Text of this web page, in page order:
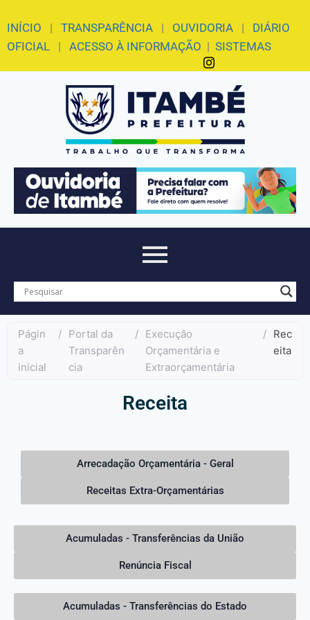
INÍCIO | TRANSPARÊNCIA | OUVIDORIA | DIÁRIO
OFICIAL | ACESSO À INFORMAÇÃO | SISTEMAS
Págin
a
inicial
/
Portal da
Transparên
cia
/ Execução
Orçamentária e
Extraorçamentária
/ Rec
eita
Receita
Arrecadação Orçamentária - Geral
Receitas Extra-Orçamentárias
Acumuladas - Transferências da União
Renúncia Fiscal
Acumuladas - Transferências do Estado